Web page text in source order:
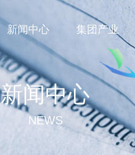
新闻中心 集团产业
新闻中心
NEWS